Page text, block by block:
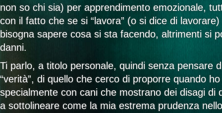
non so chi sia) per apprendimento emozionale,
con il fatto che se si “lavora” (o si dice di
bisogna sapere cosa si sta facendo, altrimenti si
danni.
Ti parlo, a titolo personale, quindi senza pensare
“verità”, di quello che cerco di proporre quando
specialmente con cani che mostrano dei disagi di
a sottolineare come la mia estrema prudenza